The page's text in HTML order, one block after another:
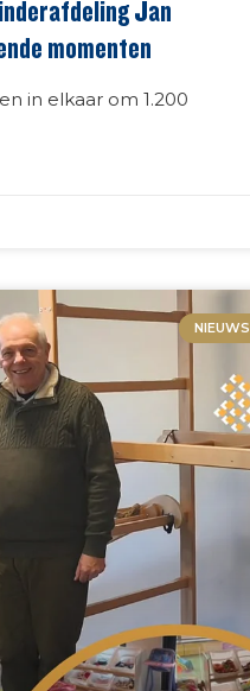
Jan
momenten
in elkaar om 1.200
NIEUWS